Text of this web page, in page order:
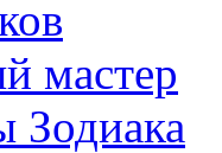
мастер
Зодиака